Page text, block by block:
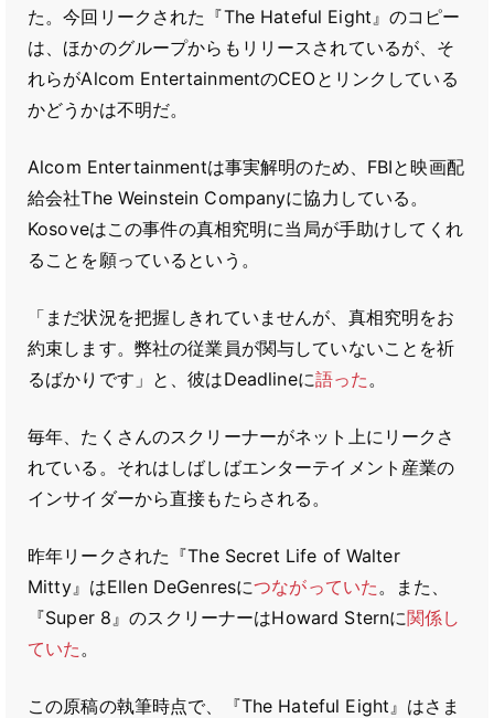
た。今回リークされた『The Hateful Eight』のコピー
は、ほかのグループからもリリースされているが、そ
れらがAlcom EntertainmentのCEOとリンクしている
かどうかは不明だ。
Alcom Entertainmentは事実解明のため、FBIと映画配
給会社The Weinstein Companyに協力している。
Kosoveはこの事件の真相究明に当局が手助けしてくれ
ることを願っているという。
「まだ状況を把握しきれていませんが、真相究明をお
約束します。弊社の従業員が関与していないことを祈
るばかりです」と、彼はDeadlineに語った。
毎年、たくさんのスクリーナーがネット上にリークさ
れている。それはしばしばエンターテイメント産業の
インサイダーから直接もたらされる。
昨年リークされた『The Secret Life of Walter
Mitty』はEllen DeGenresにつながっていた。また、
『Super 8』のスクリーナーはHoward Sternに関係し
ていた。
この原稿の執筆時点で、『The Hateful Eight』はさま